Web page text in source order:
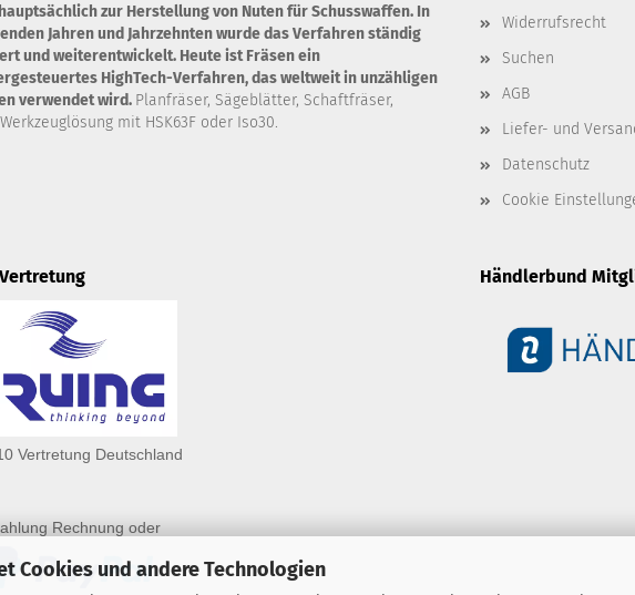
Cookies und andere Technologien
zur Herstellung von Nuten für Schusswaffen. In
Jahren und Jahrzehnten wurde das Verfahren ständig
und weiterentwickelt. Heute ist Fräsen ein
HighTech-Verfahren, das weltweit in unzähligen
verwendet wird. Planfräser, Sägeblätter, Schaftfräser,
mit HSK63F oder Iso30.
Widerrufsrecht
Suchen
AGB
Liefer- und
Datenschutz
Cookie
Vertretung Deutschland
Rechnung oder
Händlerbund